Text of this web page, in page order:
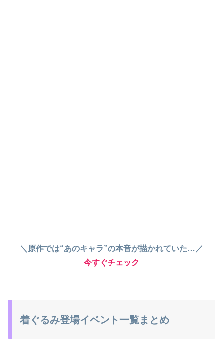
＼原作では“あのキャラ”の本音が描かれていた…／
今すぐチェック
着ぐるみ登場イベント一覧まとめ